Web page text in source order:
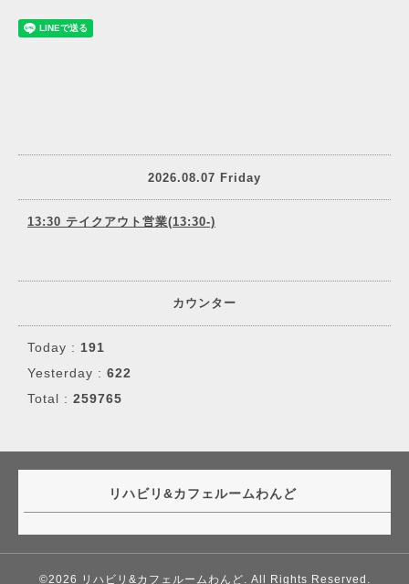
2026.08.07 Friday
13:30 テイクアウト営業(13:30-)
カウンター
Today : 191
Yesterday : 622
Total : 259765
リハビリ&カフェルームわんど
©2026 リハビリ&カフェルームわんど. All Rights Reserved.